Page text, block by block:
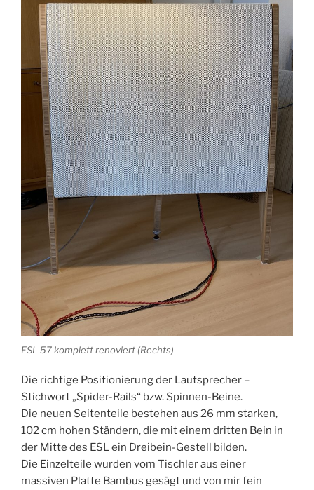
ESL 57 komplett renoviert (Rechts)
Die richtige Positionierung der Lautsprecher –
Stichwort „Spider-Rails“ bzw. Spinnen-Beine.
Die neuen Seitenteile bestehen aus 26 mm starken,
102 cm hohen Ständern, die mit einem dritten Bein in
der Mitte des ESL ein Dreibein-Gestell bilden.
Die Einzelteile wurden vom Tischler aus einer
massiven Platte Bambus gesägt und von mir fein